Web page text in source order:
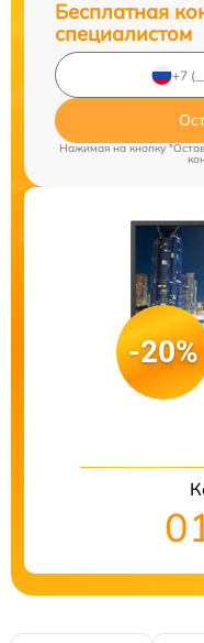
Бесплатная
специалистом
Нажимая на кнопку
-20%